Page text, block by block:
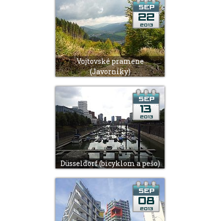
Vojtovské pramene
(Javorníky)
Düsseldorf (bicyklom a pešo)